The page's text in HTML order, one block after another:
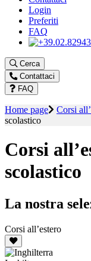
Login
Preferiti
FAQ
Cerca
Contattaci
FAQ
Home page Corsi
scolastico
Corsi
scolastico
La nostra
Corsi all’estero